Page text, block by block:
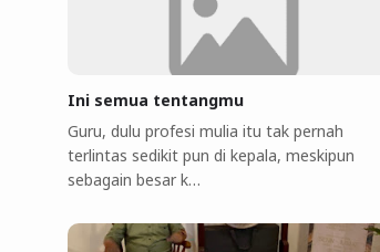
Ini semua tentangmu
Guru, dulu profesi mulia itu tak pernah
terlintas sedikit pun di kepala, meskipun
sebagain besar k…